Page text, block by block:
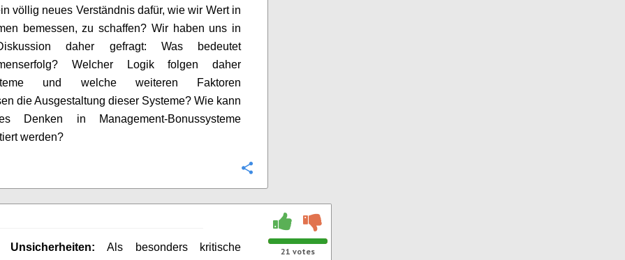
völlig neues Verständnis dafür, wie wir Wert in
bemessen, zu schaffen? Wir haben uns in
daher gefragt: Was bedeutet
Welcher Logik folgen daher
und welche weiteren Faktoren
n die Ausgestaltung dieser Systeme? Wie kann
Denken in Management-Bonussysteme
werden?
Unsicherheiten: Als besonders kritische
21 votes